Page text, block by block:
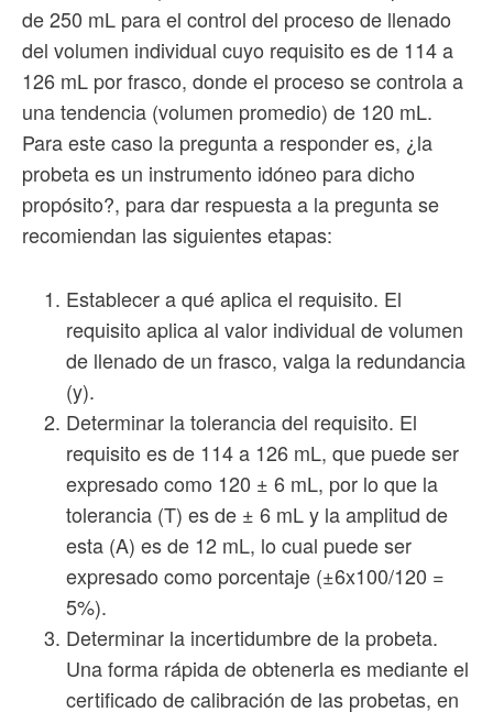
de 250 mL para el control del proceso de llenado
del volumen individual cuyo requisito es de 114 a
126 mL por frasco, donde el proceso se controla a
una tendencia (volumen promedio) de 120 mL.
Para este caso la pregunta a responder es, ¿la
probeta es un instrumento idóneo para dicho
propósito?, para dar respuesta a la pregunta se
recomiendan las siguientes etapas:
Establecer a qué aplica el requisito. El
requisito aplica al valor individual de volumen
de llenado de un frasco, valga la redundancia
(y).
Determinar la tolerancia del requisito. El
requisito es de 114 a 126 mL, que puede ser
expresado como 120 ± 6 mL, por lo que la
tolerancia (T) es de ± 6 mL y la amplitud de
esta (A) es de 12 mL, lo cual puede ser
expresado como porcentaje (±6x100/120 =
5%).
Determinar la incertidumbre de la probeta.
Una forma rápida de obtenerla es mediante el
certificado de calibración de las probetas, en